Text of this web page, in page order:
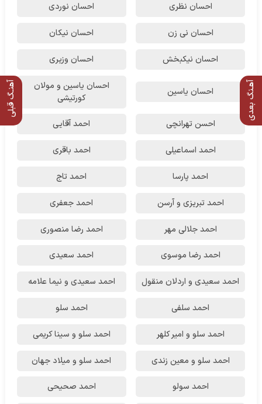
آهنـگ قبلی آهـنگ بعدی
احسان نظری احسان نوردی
احسان نی زن احسان نیکان
احسان نیکبخش احسان وزیری
احسان یاسین
احسان یاسین و مولان
کورتیشی
احسن تهرانچی احمد آقایی
احمد اسماعیلی احمد باقری
احمد پارسا احمد تاج
احمد تبریزی و آرسن احمد جعفری
احمد جلالی مهر احمد رضا منصوری
احمد رضا موسوی احمد سعیدی
احمد سعیدی و اردلان منقول احمد سعیدی و نیما علامه
احمد سلفی احمد سلو
احمد سلو و امیر کلهر احمد سلو و سینا کریمی
احمد سلو و معین زندی احمد سلو و میلاد جهان
احمد سولو احمد صحیحی